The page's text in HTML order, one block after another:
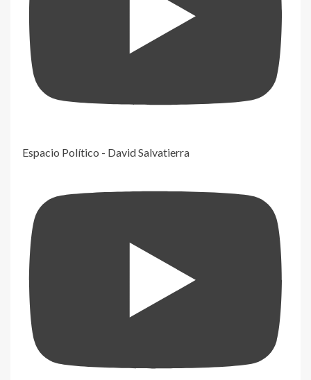
Espacio Político - David Salvatierra